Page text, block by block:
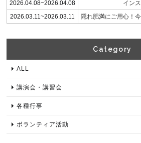
2026.04.08~2026.04.08
イン
2026.03.11~2026.03.11
隠れ肥満にご用心！
Category​
ALL
講演会・講習会
各種⾏事
ボランティア活動